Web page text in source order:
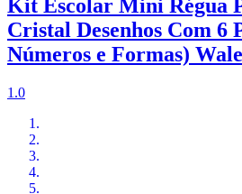
Kit Escolar Mini Régua
Cristal Desenhos Com 6
Números e Formas)
1.0